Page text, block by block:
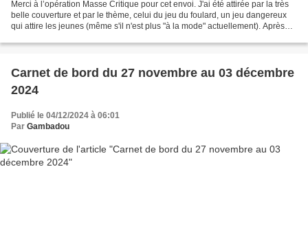
Merci à l’opération Masse Critique pour cet envoi. J'ai été attirée par la très
belle couverture et par le thème, celui du jeu du foulard, un jeu dangereux
qui attire les jeunes (même s'il n'est plus "à la mode" actuellement). Après
Carnet de bord du 27 novembre au 03 décembre
2024
Publié le 04/12/2024 à 06:01
Par Gambadou